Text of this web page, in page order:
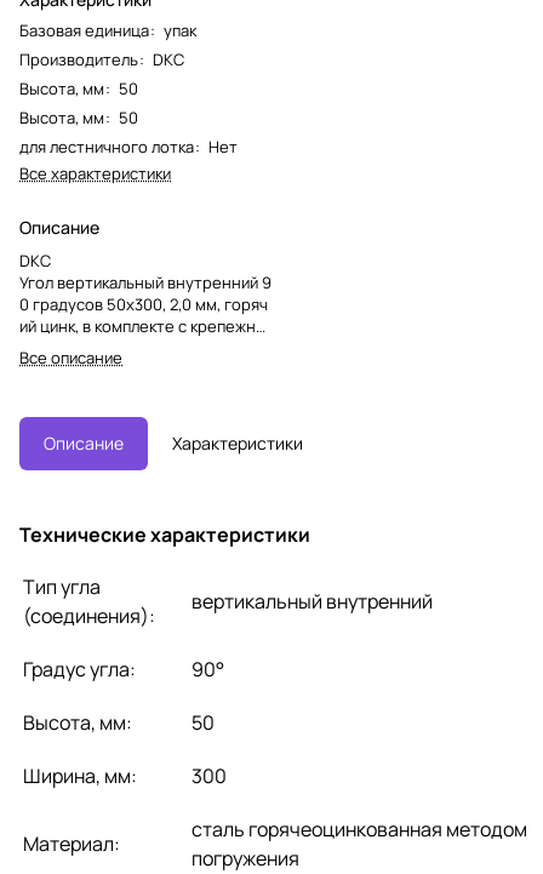
Базовая единица: упак
Производитель: DKC
Высота, мм: 50
Высота, мм: 50
для лестничного лотка: Нет
Все характеристики
Описание
DKC
Угол вертикальный внутренний 9
0 градусов 50х300, 2,0 мм, горяч
ий цинк, в комплекте с крепежны
ми элементами и соединительны
мипластинами, необходимыми д
Все описание
Описание Характеристики
Технические характеристики
Тип угла
(соединения):
вертикальный внутренний
Градус угла:
90°
Высота, мм:
50
Ширина, мм:
300
Материал:
сталь горячеоцинкованная методом
погружения